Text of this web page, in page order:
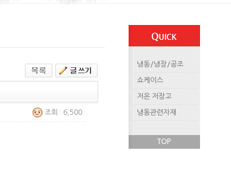
조회 : 6,500
냉동/냉장/공조
쇼케이스
저온 저장고
냉동관련자재